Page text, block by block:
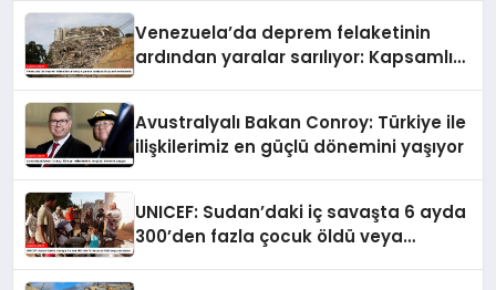
Venezuela’da deprem felaketinin
ardından yaralar sarılıyor: Kapsamlı
Avustralyalı Bakan Conroy: Türkiye ile
ilişkilerimiz en güçlü dönemini yaşıyor
UNICEF: Sudan’daki iç savaşta 6 ayda
300’den fazla çocuk öldü veya